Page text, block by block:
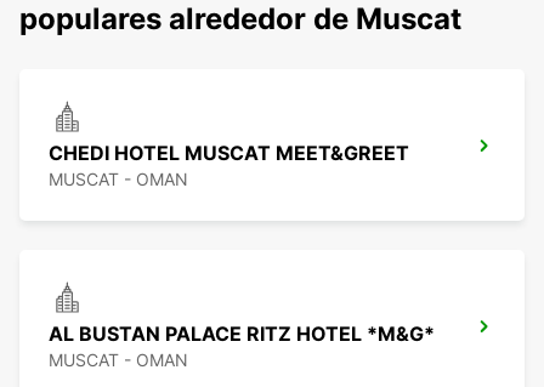
populares alrededor de Muscat
CHEDI HOTEL MUSCAT MEET&GREET
MUSCAT - OMAN
AL BUSTAN PALACE RITZ HOTEL *M&G*
MUSCAT - OMAN